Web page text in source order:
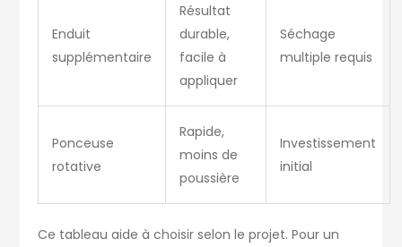
Enduit
supplémentaire
Résultat
durable,
facile à
appliquer
Séchage
multiple requis
Ponceuse
rotative
Rapide,
moins de
poussière
Investissement
initial
Ce tableau aide à choisir selon le projet. Pour un